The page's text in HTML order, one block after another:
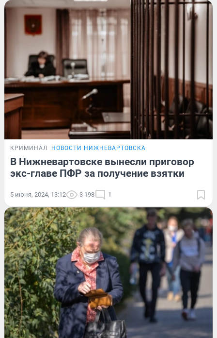
КРИМИНАЛ НОВОСТИ НИЖНЕВАРТОВСКА
В Нижневартовске вынесли приговор
экс-главе ПФР за получение взятки
5 июня, 2024, 13:12 3 198 1